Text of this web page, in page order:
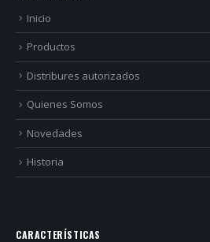
Inicio
Productos
Distribures autorizados
Quienes Somos
Novedades
Historia
CARACTERÍSTICAS